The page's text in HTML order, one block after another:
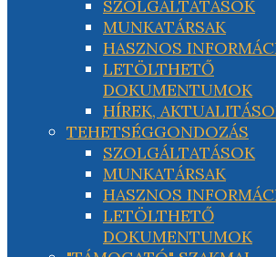
SZOLGÁLTATÁSOK
MUNKATÁRSAK
HASZNOS
LETÖLTHETŐ
DOKUMENTUMOK
HÍREK,
TEHETSÉGGONDOZÁS
SZOLGÁLTATÁSOK
MUNKATÁRSAK
HASZNOS
LETÖLTHETŐ
DOKUMENTUMOK